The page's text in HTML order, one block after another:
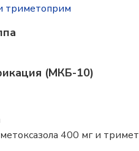
триметоприм
(МКБ-10)
400 мг и